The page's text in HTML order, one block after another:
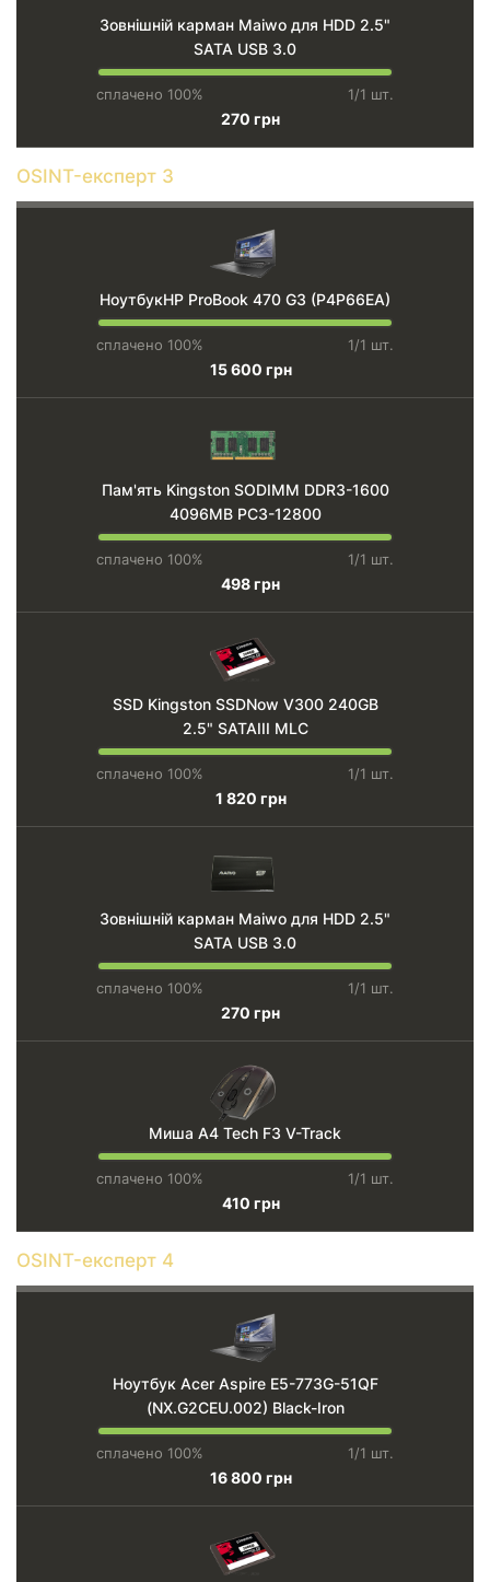
Зовнішній карман Maiwo для HDD 2.5"
SATA USB 3.0
сплачено 100% 1/1 шт.
270 грн
OSINT-експерт 3
НоутбукHP ProBook 470 G3 (P4P66EA)
сплачено 100% 1/1 шт.
15 600 грн
Пам'ять Kingston SODIMM DDR3-1600
4096MB PC3-12800
сплачено 100% 1/1 шт.
498 грн
SSD Kingston SSDNow V300 240GB
2.5" SATAIII MLC
сплачено 100% 1/1 шт.
1 820 грн
Зовнішній карман Maiwo для HDD 2.5"
SATA USB 3.0
сплачено 100% 1/1 шт.
270 грн
Миша A4 Tech F3 V-Track
сплачено 100% 1/1 шт.
410 грн
OSINT-експерт 4
Ноутбук Acer Aspire E5-773G-51QF
(NX.G2CEU.002) Black-Iron
сплачено 100% 1/1 шт.
16 800 грн